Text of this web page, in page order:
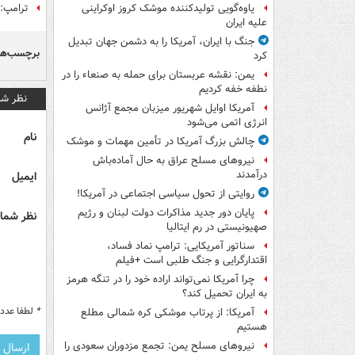
یاوه‌گویی تولیدکننده موشک کروز اوکراینی
علیه ایران
جنگ با ایران، آمریکا را به دشمن جهان تبدیل
کرد
یمن: نقشه عربستان برای حمله به صنعاء را در
نطفه خفه کردیم
آمریکا اوایل شهریور میزبان مجمع آژانس
انرژی اتمی می‌شود
چالش بزرگ آمریکا در تأمین مهمات و موشک
نیروهای مسلح عراق به حال آماده‌باش
درآمدند
روایتی از تحول سیاسی اجتماعی در آمریکا!
پایان دور جدید مذاکرات دولت لبنان و رژیم
صهیونیستی در رم ایتالیا
سناتور آمریکایی: ترامپ نماد فساد،
اقتدارگرایی و جنگ طلبی است +فیلم
چرا آمریکا نمی‌تواند اراده خود را در تنگه هرمز
به ایران تحمیل کند؟
آمریکا: از پرتاب موشکی کره شمالی مطلع
هستیم
نیروهای مسلح یمن: تجمع مزدوران سعودی را
نظر
نام
ایمیل
نظر
* لطفا